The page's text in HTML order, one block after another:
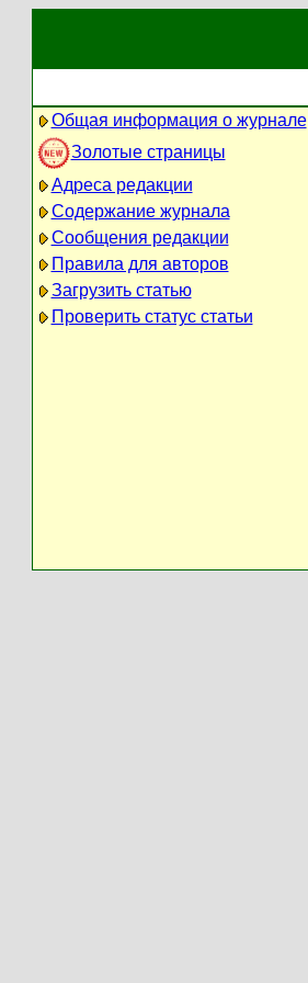
Общая информация о журнале
Золотые страницы
Адреса редакции
Содержание журнала
Сообщения редакции
Правила для авторов
Загрузить статью
Проверить статус статьи